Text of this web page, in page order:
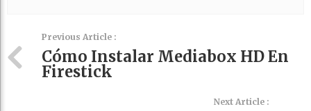
Previous Article :
Cómo Instalar Mediabox HD En
Firestick
Next Article :